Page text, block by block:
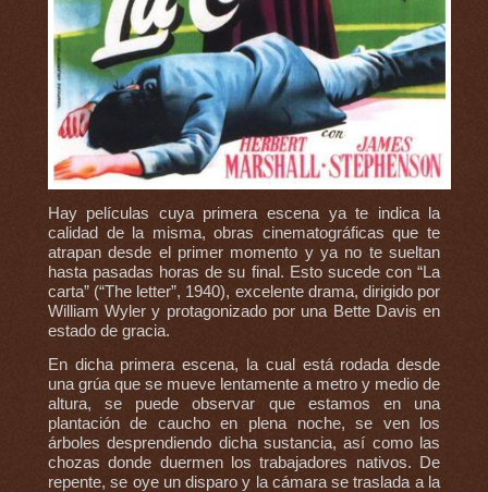
Hay películas cuya primera escena ya te indica la
calidad de la misma, obras cinematográficas que te
atrapan desde el primer momento y ya no te sueltan
hasta pasadas horas de su final. Esto sucede con “La
carta” (“The letter”, 1940), excelente drama, dirigido por
William Wyler y protagonizado por una Bette Davis en
estado de gracia.
En dicha primera escena, la cual está rodada desde
una grúa que se mueve lentamente a metro y medio de
altura, se puede observar que estamos en una
plantación de caucho en plena noche, se ven los
árboles desprendiendo dicha sustancia, así como las
chozas donde duermen los trabajadores nativos. De
repente, se oye un disparo y la cámara se traslada a la